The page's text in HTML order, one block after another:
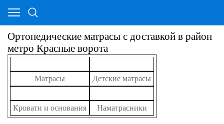
Ортопедические матрасы с доставкой в район
метро Красные ворота
Матрасы Детские матрасы
Кровати и основания Наматрасники